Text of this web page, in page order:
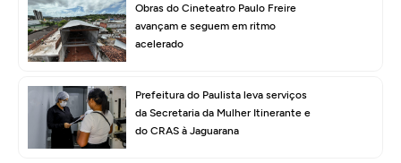
Obras do Cineteatro Paulo Freire
avançam e seguem em ritmo
acelerado
Prefeitura do Paulista leva serviços
da Secretaria da Mulher Itinerante e
do CRAS à Jaguarana